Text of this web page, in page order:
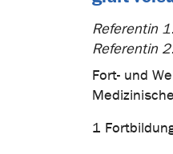
Referentin
Referentin
Fort- und
1